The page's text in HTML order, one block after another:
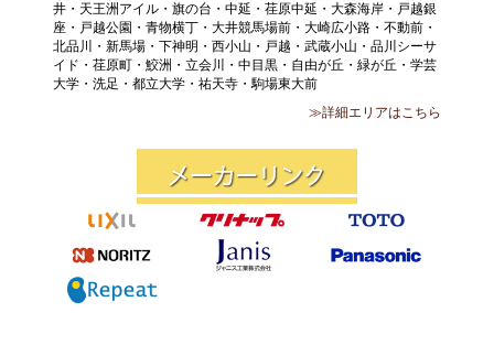
井・天王洲アイル・旗の台・中延・荏原中延・大森海岸・戸越銀
座・戸越公園・青物横丁・大井競馬場前・大崎広小路・不動前・
北品川・新馬場・下神明・西小山・戸越・武蔵小山・品川シーサ
イド・荏原町・鮫洲・立会川・中目黒・自由が丘・緑が丘・学芸
大学・洗足・都立大学・祐天寺・駒場東大前
≫詳細エリアはこちら